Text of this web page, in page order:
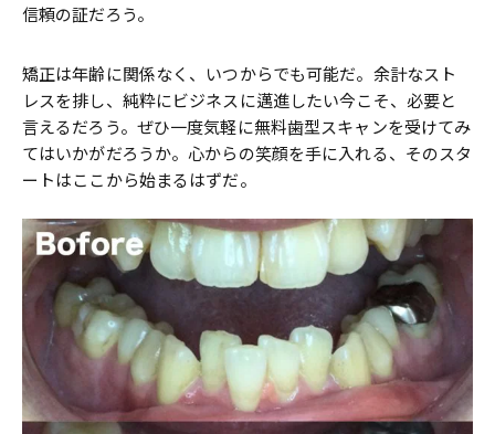
信頼の証だろう。
矯正は年齢に関係なく、いつからでも可能だ。余計なスト
レスを排し、純粋にビジネスに邁進したい今こそ、必要と
言えるだろう。ぜひ一度気軽に無料歯型スキャンを受けてみ
てはいかがだろうか。心からの笑顔を手に入れる、そのスタ
ートはここから始まるはずだ。